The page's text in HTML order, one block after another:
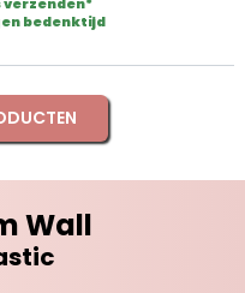
bedenktijd
Wall